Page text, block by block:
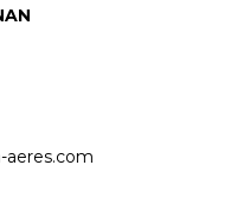
aeres.com